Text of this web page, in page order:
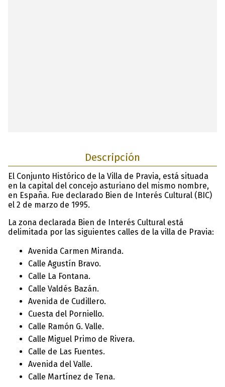
Descripción
El Conjunto Histórico de la Villa de Pravia, está situada
en la capital del concejo asturiano del mismo nombre,
en España. Fue declarado Bien de Interés Cultural (BIC)
el 2 de marzo de 1995.
La zona declarada Bien de Interés Cultural está
delimitada por las siguientes calles de la villa de Pravia:
Avenida Carmen Miranda.
Calle Agustín Bravo.
Calle La Fontana.
Calle Valdés Bazán.
Avenida de Cudillero.
Cuesta del Porniello.
Calle Ramón G. Valle.
Calle Miguel Primo de Rivera.
Calle de Las Fuentes.
Avenida del Valle.
Calle Martínez de Tena.